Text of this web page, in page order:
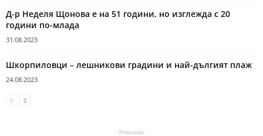
Д-р Неделя Щонова е на 51 години, но изглежда с 20
години по-млада
31.08.2023
Шкорпиловци – лешникови градини и най-дългият плаж
24.08.2023
- Реклама -